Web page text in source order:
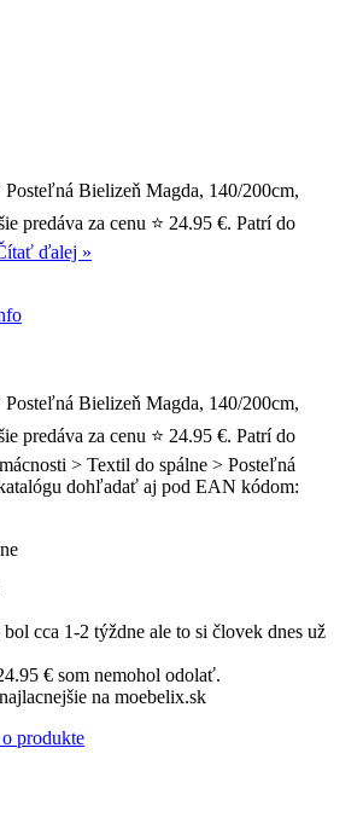
Bielizeň Magda, 140/200cm,
predáva za cenu ⭐ 24.95 €. Patrí do
ďalej »
Bielizeň Magda, 140/200cm,
predáva za cenu ⭐ 24.95 €. Patrí do
> Textil do spálne > Posteľná
dohľadať aj pod EAN kódom:
cca 1-2 týždne ale to si človek dnes už
€ som nemohol odolať.
na moebelix.sk
produkte